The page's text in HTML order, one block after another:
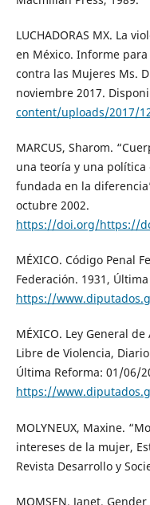
LUCHADORAS MX. La
en México. Informe
contra las Mujeres Ms.
noviembre 2017.
content/uploads/2017/
MARCUS, Sharom.
una teoría y una
fundada en la
octubre 2002.
https://doi.org/https://
MÉXICO. Código Penal
Federación. 1931,
https://
MÉXICO. Ley General
Libre de Violencia,
Última Reforma: 01/06/
https://
MOLYNEUX, Maxine.
intereses de la mujer,
Revista Desarrollo y
MOMSEN, Janet.